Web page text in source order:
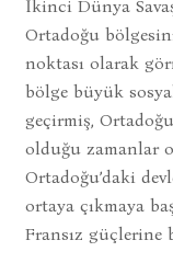
İkinci Dünya
Ortadoğu
noktası olarak
bölge büyük
geçirmiş,
olduğu zamanlar
Ortadoğu’daki
ortaya çıkmaya
Fransız güçlerine